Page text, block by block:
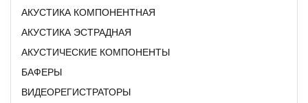
АКУСТИКА КОМПОНЕНТНАЯ
АКУСТИКА ЭСТРАДНАЯ
АКУСТИЧЕСКИЕ КОМПОНЕНТЫ
БАФЕРЫ
ВИДЕОРЕГИСТРАТОРЫ